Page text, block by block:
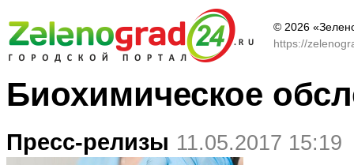
© 2026
https://
Биохимическое
Пресс-релизы 11.05.2017 15:19